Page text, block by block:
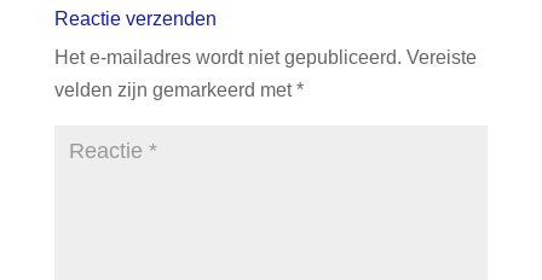
o
o
n
p
Reactie verzenden
Het e-mailadres wordt niet gepubliceerd. Vereiste
velden zijn gemarkeerd met*